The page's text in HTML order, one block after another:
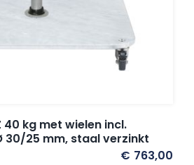
kg met wielen incl.
25 mm, staal verzinkt
€ 763,00